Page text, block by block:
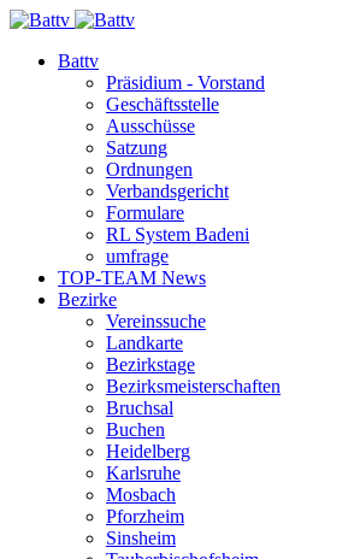
Battv
Präsidium - Vorstand
Geschäftsstelle
Ausschüsse
Satzung
Ordnungen
Verbandsgericht
Formulare
RL System Badeni
umfrage
TOP-TEAM News
Bezirke
Vereinssuche
Landkarte
Bezirkstage
Bezirksmeisterschaften
Bruchsal
Buchen
Heidelberg
Karlsruhe
Mosbach
Pforzheim
Sinsheim